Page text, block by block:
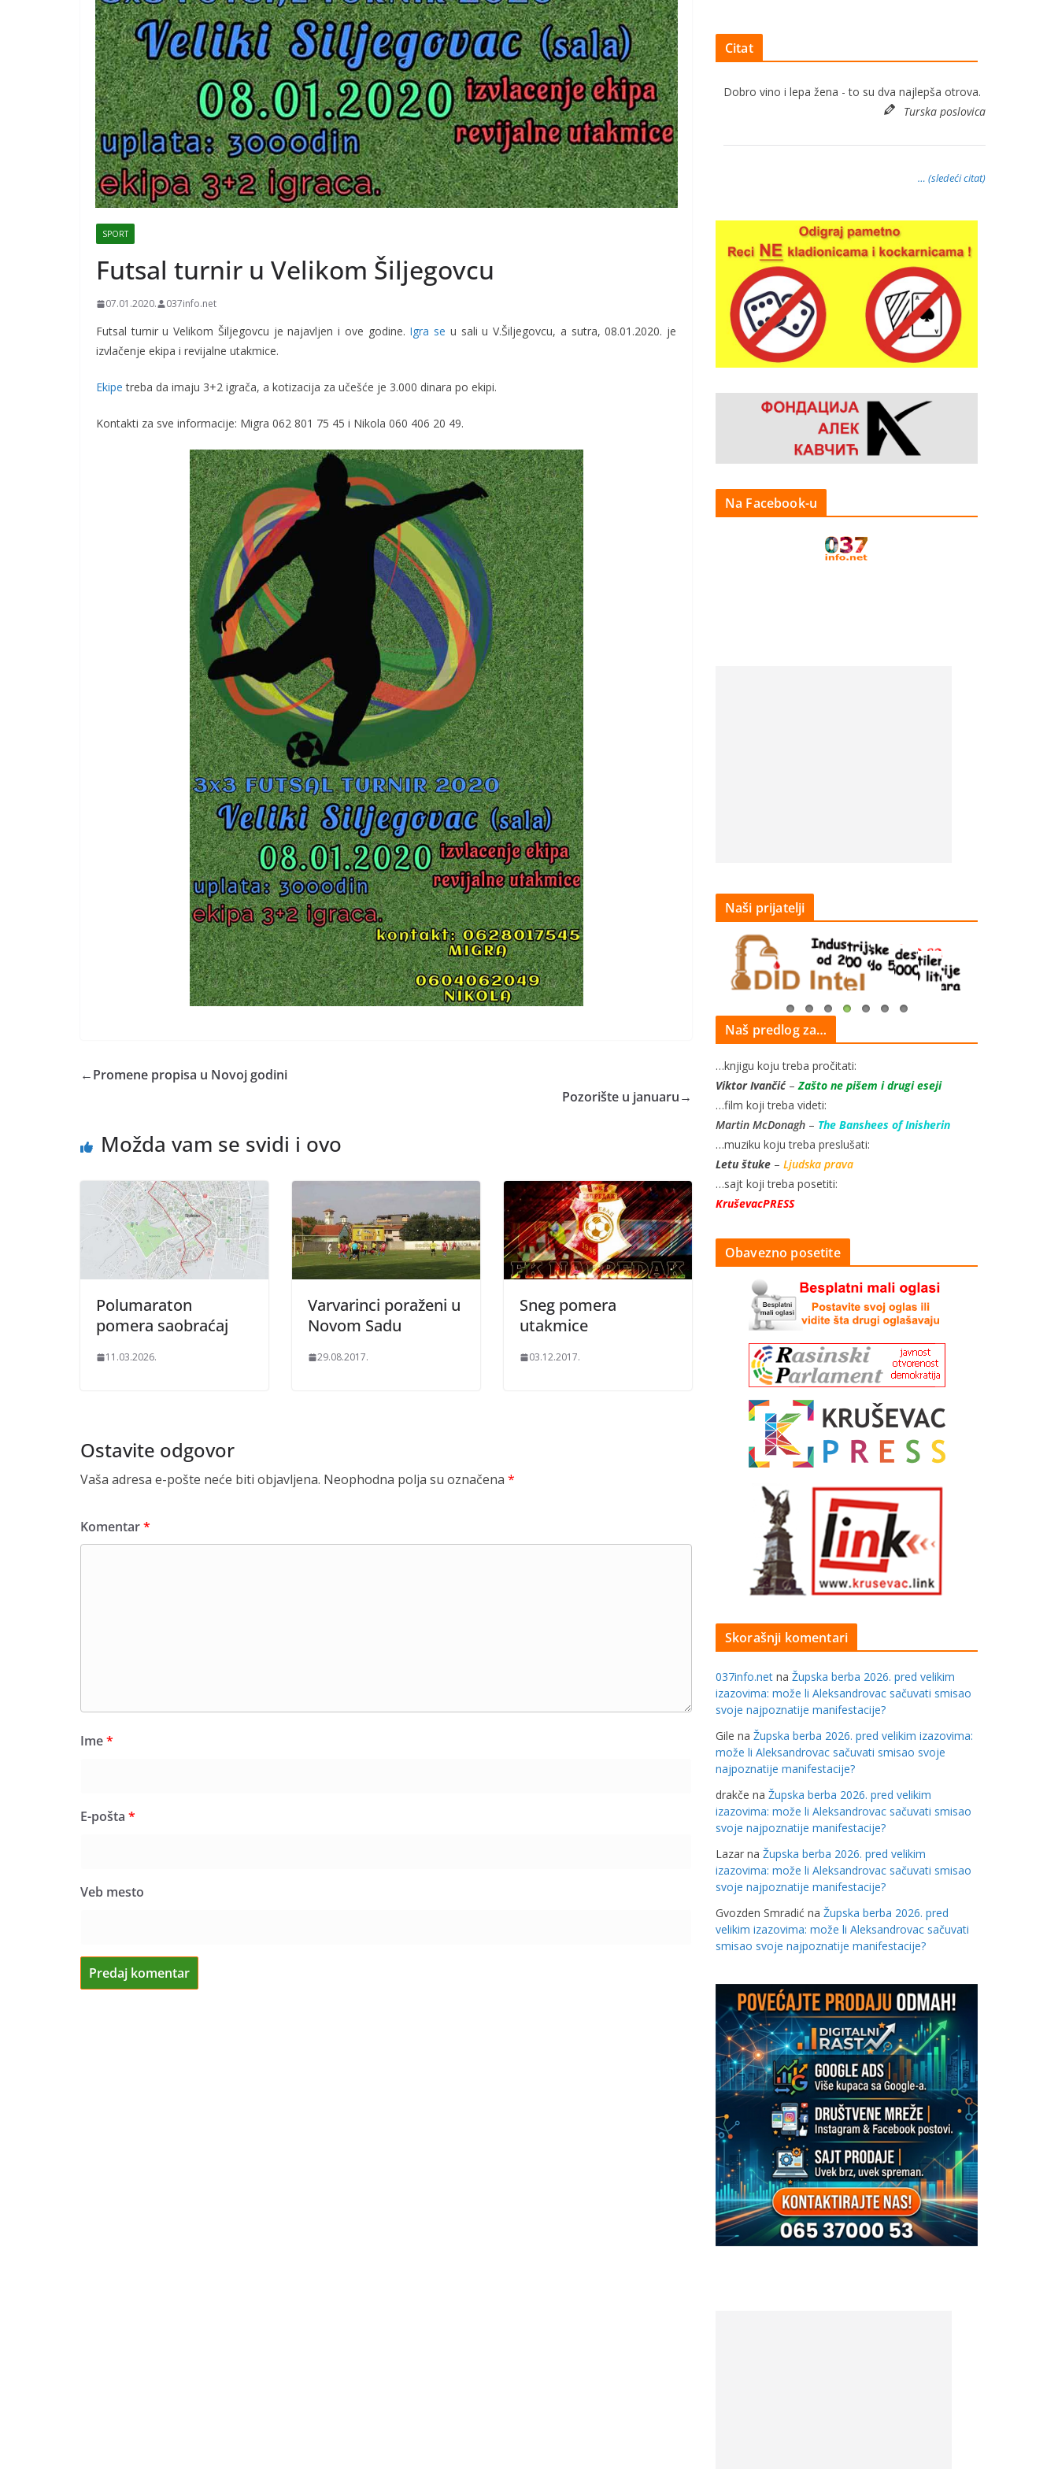
SPORT
Futsal turnir u Velikom Šiljegovcu
07.01.2020. 037info.net
Futsal turnir u Velikom Šiljegovcu je najavljen i ove godine. Igra se u sali u V.Šiljegovcu, a sutra, 08.01.2020. je
izvlačenje ekipa i revijalne utakmice.
Ekipe treba da imaju 3+2 igrača, a kotizacija za učešće je 3.000 dinara po ekipi.
Kontakti za sve informacije: Migra 062 801 75 45 i Nikola 060 406 20 49.
←Promene propisa u Novoj godini
Pozorište u januaru→
Možda vam se svidi i ovo
Polumaraton
pomera saobraćaj
11.03.2026.
Varvarinci poraženi u
Novom Sadu
29.08.2017.
Sneg pomera
utakmice
03.12.2017.
Ostavite odgovor
Vaša adresa e-pošte neće biti objavljena. Neophodna polja su označena *
Komentar*
Ime*
E-pošta *
Veb mesto
Citat
Dobro vino i lepa žena - to su dva najlepša otrova.
Turska poslovica
… (sledeći citat)
Na Facebook-u
Naši prijatelji
Naš predlog za…
…knjigu koju treba pročitati:
Viktor Ivančić– Zašto ne pišem i drugi eseji
…film koji treba videti:
Martin McDonagh – The Banshees of Inisherin
…muziku koju treba preslušati:
Letu štuke – Ljudska prava
…sajt koji treba posetiti:
KruševacPRESS
Obavezno posetite
Skorašnji komentari
037info.net na Župska berba 2026. pred velikim
izazovima: može li Aleksandrovac sačuvati smisao
svoje najpoznatije manifestacije?
Gile na Župska berba 2026. pred velikim izazovima:
može li Aleksandrovac sačuvati smisao svoje
najpoznatije manifestacije?
drakče na Župska berba 2026. pred velikim
izazovima: može li Aleksandrovac sačuvati smisao
svoje najpoznatije manifestacije?
Lazar na Župska berba 2026. pred velikim
izazovima: može li Aleksandrovac sačuvati smisao
svoje najpoznatije manifestacije?
Gvozden Smradić na Župska berba 2026. pred
velikim izazovima: može li Aleksandrovac sačuvati
smisao svoje najpoznatije manifestacije?